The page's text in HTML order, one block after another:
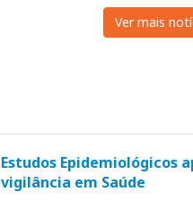
Ver mais
Estudos Epidemiológicos
vigilância em Saúde